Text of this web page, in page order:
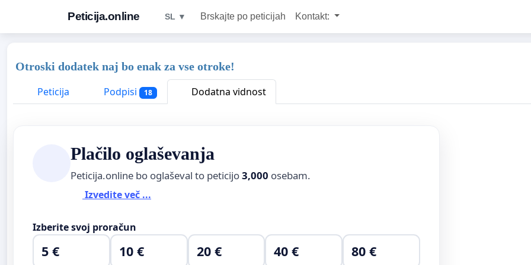
Peticija.online SL ▼ Brskajte po peticijah Kontakt:
Otroski dodatek naj bo enak za vse otroke!
Peticija
Podpisi 18 Dodatna vidnost
Plačilo oglaševanja
Peticija.online bo oglaševal to peticijo3,000 osebam.
Izvedite več ...
Izberite svoj proračun
5 € 10 € 20 € 40 € 80 €